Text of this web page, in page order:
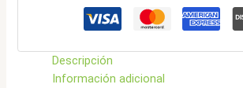
Descripción
Información adicional